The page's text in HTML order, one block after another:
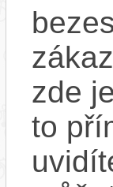
zde
to